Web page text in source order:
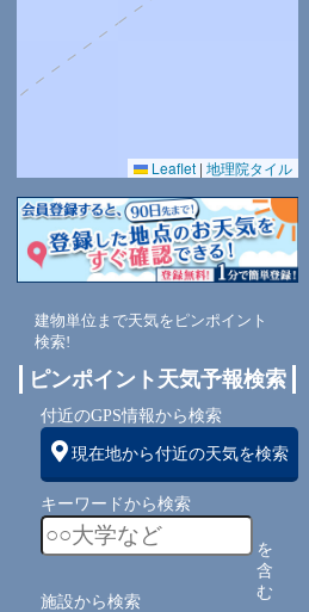
78 73 70 71
北東 北東 北東
4 4 4 4
Leaflet | 地理院タイル
建物単位まで天気をピンポイント
検索!
ピンポイント天気予報検索
付近のGPS情報から検索
現在地から付近の天気を検索
キーワードから検索
を
含
む
施設から検索